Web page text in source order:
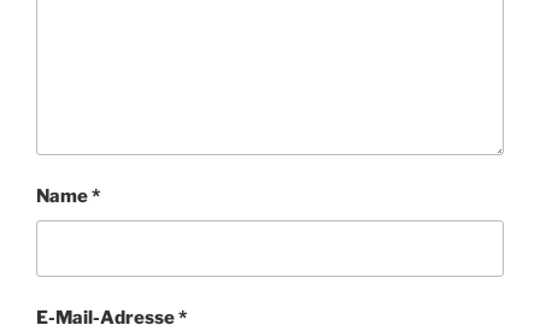
Name*
E-Mail-Adresse*